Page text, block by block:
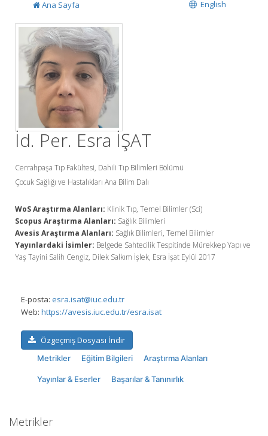
English
Ana Sayfa
İd. Per. Esra İŞAT
Cerrahpaşa Tıp Fakültesi, Dahili Tıp Bilimleri Bölümü
Çocuk Sağlığı ve Hastalıkları Ana Bilim Dalı
WoS Araştırma Alanları: Klinik Tıp, Temel Bilimler (Sci)
Scopus Araştırma Alanları: Sağlık Bilimleri
Avesis Araştırma Alanları: Sağlık Bilimleri, Temel Bilimler
Yayınlardaki İsimler: Belgede Sahtecilik Tespitinde Mürekkep Yapı ve
Yaş Tayini Salih Cengiz, Dilek Salkım İşlek, Esra İşat Eylül 2017
E-posta: esra.isat@iuc.edu.tr
Web: https://avesis.iuc.edu.tr/esra.isat
Özgeçmiş Dosyası İndir
Metrikler Eğitim Bilgileri Araştırma Alanları
Yayınlar & Eserler Başarılar & Tanınırlık
Metrikler